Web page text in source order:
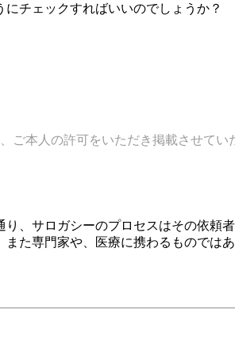
チェックすればいいのでしょうか？
ご本人の許可をいただき掲載させてい
、サロガシーのプロセスはその依頼者
た専門家や、医療に携わるものでは